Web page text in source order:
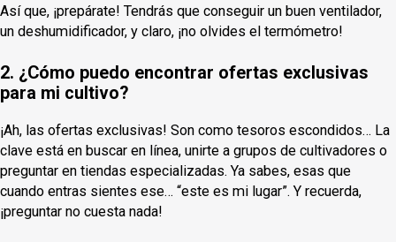
Así que, ¡prepárate! Tendrás que conseguir un buen ventilador,
un deshumidificador, y claro, ¡no olvides el termómetro!
2. ¿Cómo puedo encontrar ofertas exclusivas
para mi cultivo?
¡Ah, las ofertas exclusivas! Son como tesoros escondidos… La
clave está en buscar en línea, unirte a grupos de cultivadores o
preguntar en tiendas especializadas. Ya sabes, esas que
cuando entras sientes ese… “este es mi lugar”. Y recuerda,
¡preguntar no cuesta nada!